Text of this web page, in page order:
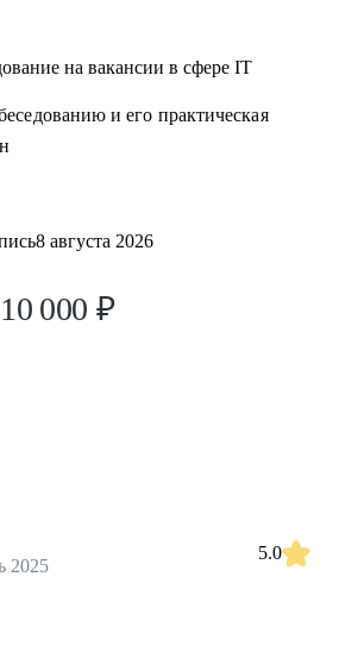
на вакансии в сфере IT
и его практическая
8 августа 2026
10 000 ₽
2025
5.0